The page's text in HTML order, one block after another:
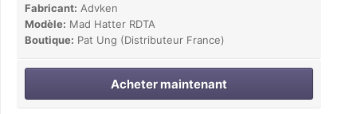
Fabricant: Advken
Modèle: Mad Hatter RDTA
Boutique: Pat Ung (Distributeur France)
Acheter maintenant